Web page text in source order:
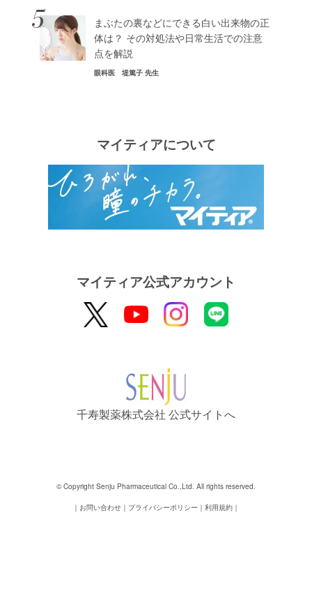
5
まぶたの裏などにできる白い出来物の正
体は？ その対処法や日常生活での注意
点を解説
眼科医 堤篤子 先生
マイティアについて
マイティア公式アカウント
千寿製薬株式会社 公式サイトへ
© Copyright Senju Pharmaceutical Co.,Ltd. All rights reserved.
お問い合わせ プライバシーポリシー 利用規約